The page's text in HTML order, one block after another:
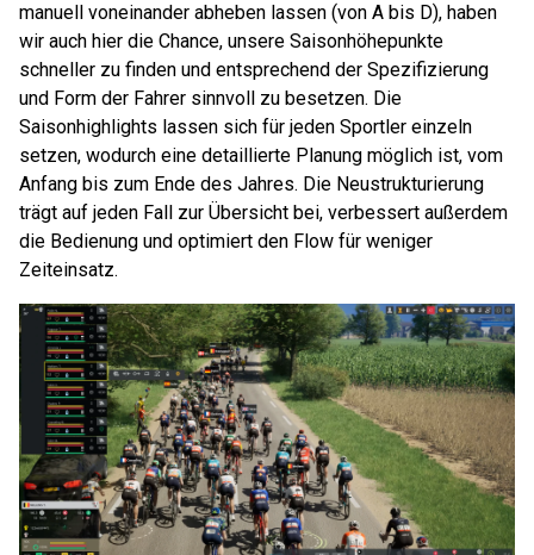
manuell voneinander abheben lassen (von A bis D), haben
wir auch hier die Chance, unsere Saisonhöhepunkte
schneller zu finden und entsprechend der Spezifizierung
und Form der Fahrer sinnvoll zu besetzen. Die
Saisonhighlights lassen sich für jeden Sportler einzeln
setzen, wodurch eine detaillierte Planung möglich ist, vom
Anfang bis zum Ende des Jahres. Die Neustrukturierung
trägt auf jeden Fall zur Übersicht bei, verbessert außerdem
die Bedienung und optimiert den Flow für weniger
Zeiteinsatz.